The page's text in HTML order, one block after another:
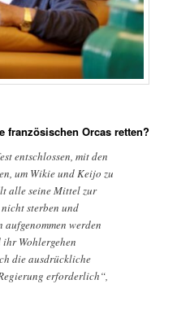
französischen Orcas retten?
entschlossen, mit den
um Wikie und Keijo zu
alle seine Mittel zur
sterben und
werden
Wohlergehen
die ausdrückliche
erforderlich“,